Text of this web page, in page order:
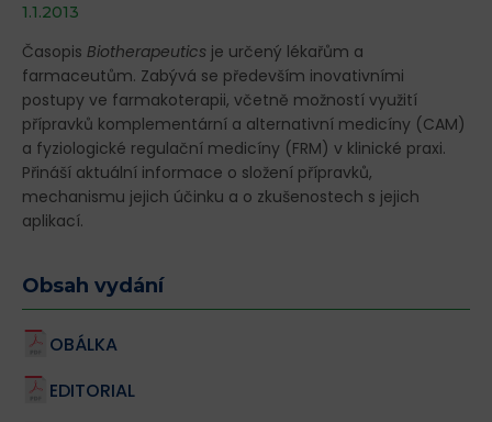
1.1.2013
Časopis Biotherapeutics je určený lékařům a
farmaceutům. Zabývá se především inovativními
postupy ve farmakoterapii, včetně možností využití
přípravků komplementární a alternativní medicíny (CAM)
a fyziologické regulační medicíny (FRM) v klinické praxi.
Přináší aktuální informace o složení přípravků,
mechanismu jejich účinku a o zkušenostech s jejich
aplikací.
Obsah vydání
OBÁLKA
EDITORIAL